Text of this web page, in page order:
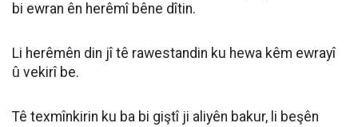
bi ewran ên herêmî bêne dîtin.
Li herêmên din jî tê rawestandin ku hewa kêm ewrayî
û vekirî be.
Tê texmînkirin ku ba bi giştî ji aliyên bakur, li beşên